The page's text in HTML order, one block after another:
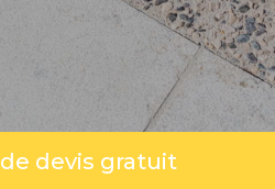
devis gratuit